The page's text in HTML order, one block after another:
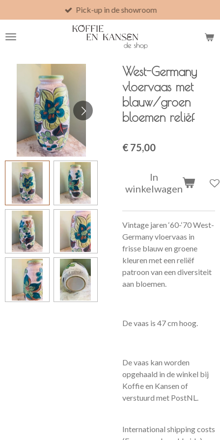
direct
naar
Pick-up in de showroom
West-Germany
vloervaas met
blauw/groen
bloemen reliëf
€ 75,00
In
winkelwagen
Vintage jaren ‘60-‘70 West-
Germany vloervaas in
frisse blauw en groene
kleuren met een reliëf
patroon van een diversiteit
aan bloemen.
De vaas is 47cm hoog.
De vaas kan worden
opgehaald in de winkel bij
Koffie en Kansen of
verstuurd met PostNL.
International shipping costs